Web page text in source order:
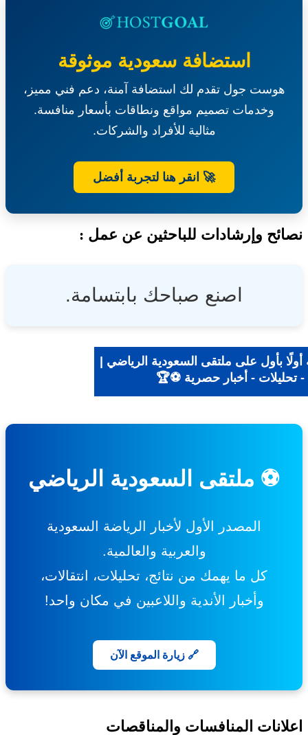
مواقع
ماركت-
جامعة
نورة
عبدالرحمن
استضافة سعودية موثوقة
هوست جول تقدم لك استضافة آمنة، دعم فني مميز،
وخدمات تصميم مواقع ونطاقات بأسعار منافسة.
مثالية للأفراد والشركات.
🚀 انقر هنا لتجربة أفضل
وإرشادات للباحثين عن عمل :
اصنع صباحك بابتسامة.
بأول على ملتقى السعودية الرياضي |
- تحليلات - أخبار حصرية ⚽🏆
⚽ ملتقى السعودية الرياضي
المصدر الأول لأخبار الرياضة السعودية
والعربية والعالمية.
كل ما يهمك من نتائج، تحليلات، انتقالات،
وأخبار الأندية واللاعبين في مكان واحد!
🔗 زيارة الموقع الآن
المنافسات والمناقصات